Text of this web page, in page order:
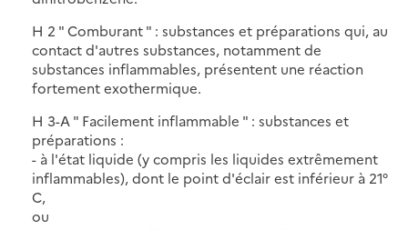
H 2 " Comburant " : substances et préparations qui, au
contact d'autres substances, notamment de
substances inflammables, présentent une réaction
fortement exothermique.
H 3-A " Facilement inflammable " : substances et
préparations :
- à l'état liquide (y compris les liquides extrêmement
inflammables), dont le point d'éclair est inférieur à 21°
C,
ou